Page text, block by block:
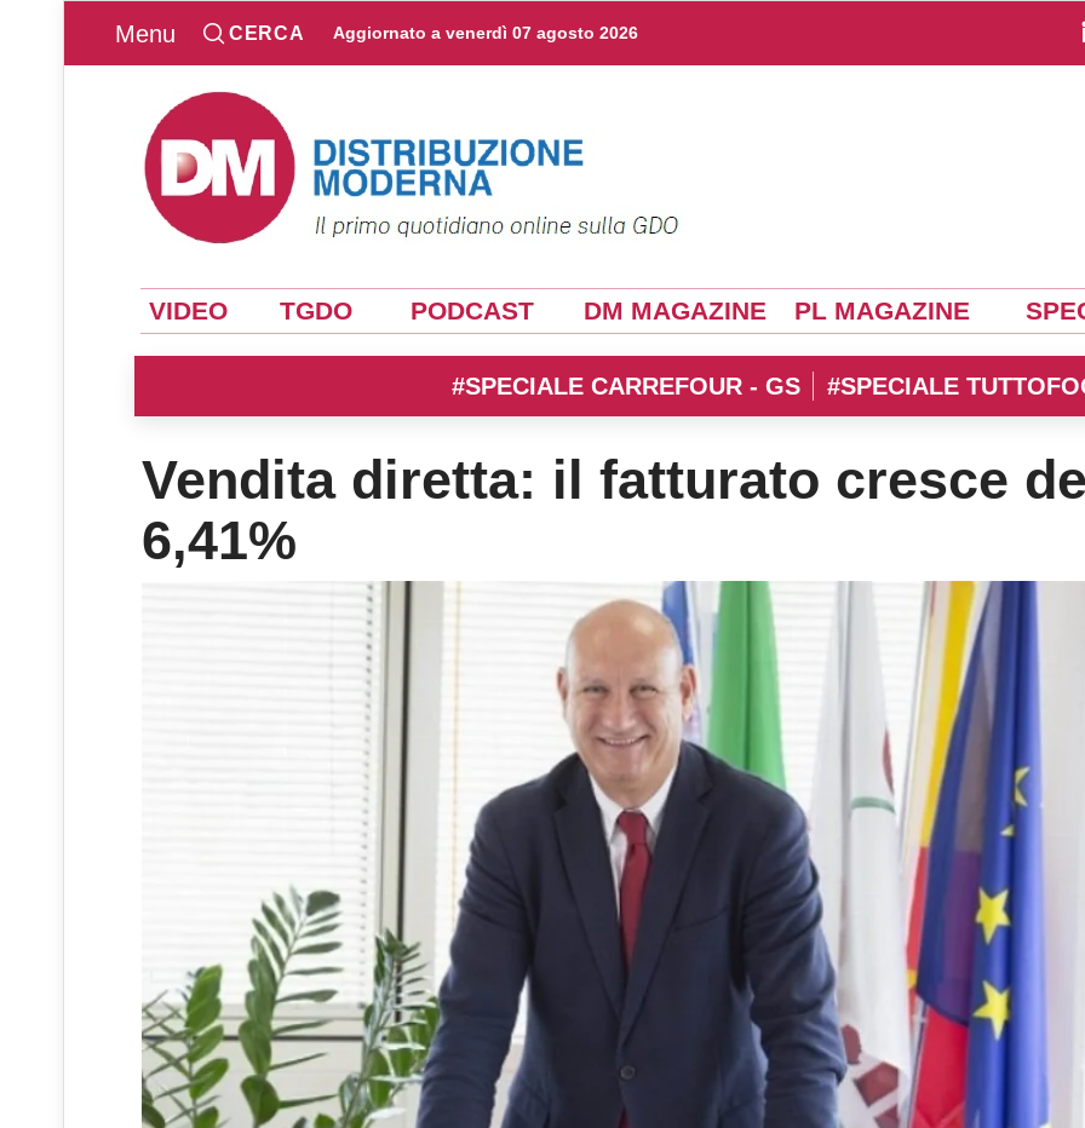
Menu CERCA Aggiornato a venerdì 07 agosto 2026
VIDEO TGDO PODCAST DM MAGAZINE PL MAGAZINE
#SPECIALE CARREFOUR - GS #SPECIALE
Vendita diretta: il fatturato cresce
6,41%